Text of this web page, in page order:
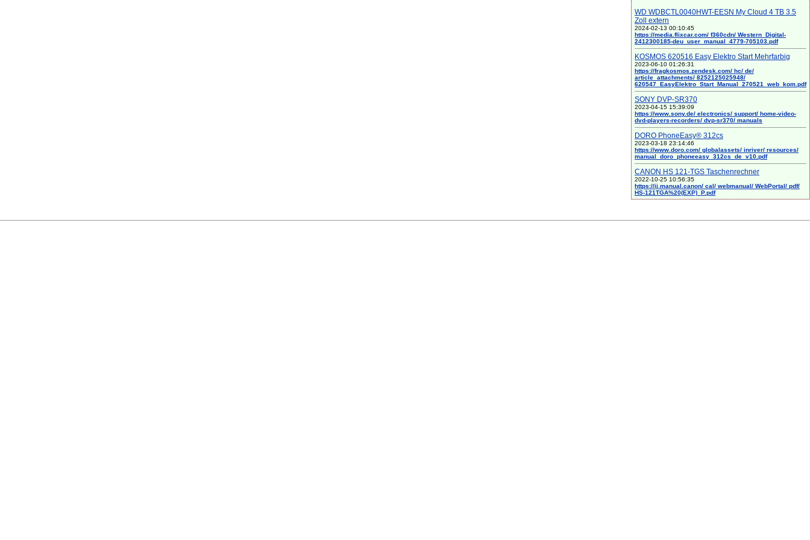
WD WDBCTL0040HWT-EESN My Cloud 4 TB 3.5
Zoll extern
2024-02-13 00:10:45
https://media.flixcar.com/ f360cdn/ Western_Digital-
2412300185-deu_user_manual_4779-705103.pdf
KOSMOS 620516 Easy Elektro Start Mehrfarbig
2023-06-10 01:26:31
https://fragkosmos.zendesk.com/ hc/ de/
article_attachments/ 8252125025948/
620547_EasyElektro_Start_Manual_270521_web_kom.pdf
SONY DVP-SR370
2023-04-15 15:39:09
https://www.sony.de/ electronics/ support/ home-video-
dvd-players-recorders/ dvp-sr370/ manuals
DORO PhoneEasy® 312cs
2023-03-18 23:14:46
https://www.doro.com/ globalassets/ inriver/ resources/
manual_doro_phoneeasy_312cs_de_v10.pdf
CANON HS 121-TGS Taschenrechner
2022-10-25 10:56:35
https://ij.manual.canon/ cal/ webmanual/ WebPortal/ pdf/
HS-121TGA%20(EXP)_P.pdf